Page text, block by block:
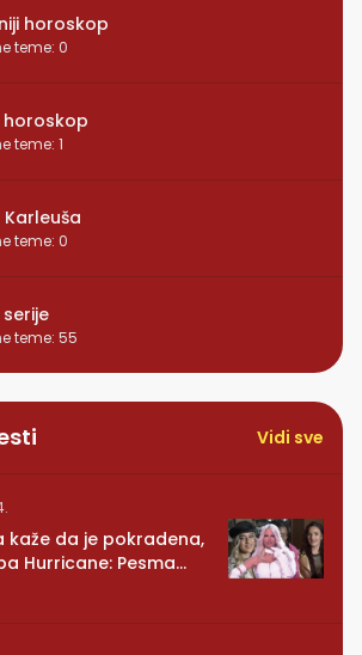
horoskop
teme: 0
horoskop
teme: 1
teme: 0
teme: 55
Vidi sve
kaže da je pokradena,
Hurricane: Pesma